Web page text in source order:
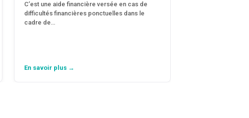
C’est une aide financière versée en cas de
difficultés financières ponctuelles dans le
cadre de…
En savoir plus →